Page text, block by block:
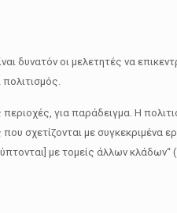
δυνατόν οι μελετητές να
για παράδειγμα. Η
σχετίζονται με συγκεκριμένα
με τομείς άλλων κλάδων“